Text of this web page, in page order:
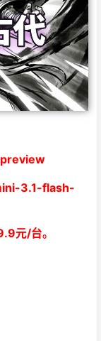
3.1-flash-
元/台。